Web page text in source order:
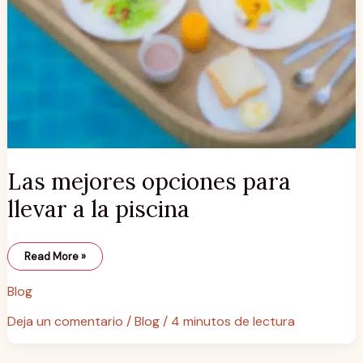
Las mejores opciones para
llevar a la piscina
Read More »
Blog
Deja un comentario /Blog/ 4 minutos de lectura